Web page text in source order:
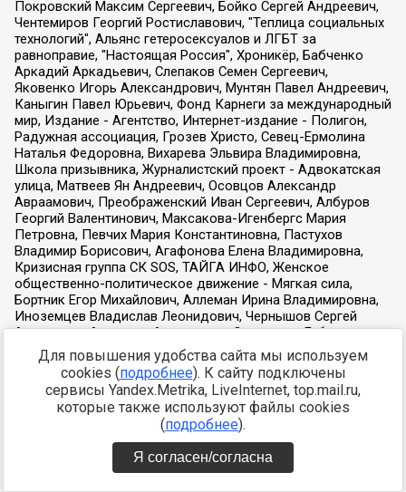
Для повышения удобства сайта мы используем
cookies (подробнее). К сайту подключены
сервисы Yandex.Metrika, LiveInternet, top.mail.ru,
которые также используют файлы cookies
(подробнее).
Я согласен/согласна